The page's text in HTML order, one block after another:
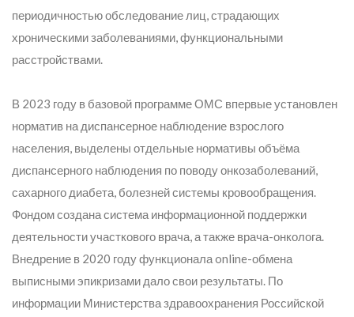
периодичностью обследование лиц, страдающих
хроническими заболеваниями, функциональными
расстройствами.
В 2023 году в базовой программе ОМС впервые установлен
норматив на диспансерное наблюдение взрослого
населения, выделены отдельные нормативы объёма
диспансерного наблюдения по поводу онкозаболеваний,
сахарного диабета, болезней системы кровообращения.
Фондом создана система информационной поддержки
деятельности участкового врача, а также врача-онколога.
Внедрение в 2020 году функционала online-обмена
выписными эпикризами дало свои результаты. По
информации Министерства здравоохранения Российской